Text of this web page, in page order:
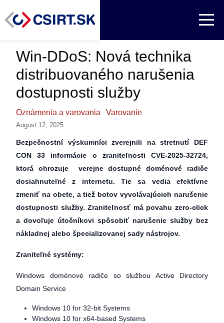
Win-DDoS: Nová technika
distribuovaného narušenia
dostupnosti služby
Oznámenia a varovania Varovanie
August 12, 2025
Bezpečnostní výskumníci zverejnili na stretnutí DEF
CON 33 informácie o zraniteľnosti CVE-2025-32724,
ktorá ohrozuje verejne dostupné doménové radiče
dosiahnuteľné z internetu. Tie sa vedia efektívne
zmeniť na obete, a tiež botov vyvolávajúcich narušenie
dostupnosti služby. Zraniteľnosť má povahu zero-click
a dovoľuje útočníkovi spôsobiť narušenie služby bez
nákladnej alebo špecializovanej sady nástrojov.
Zraniteľné systémy:
Windows doménové radiče so službou Active Directory
Domain Service
Windows 10 for 32-bit Systems
Windows 10 for x64-based Systems